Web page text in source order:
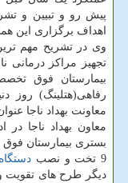
پیش رو و تبیین و
اهداف برگزاری این
وی در تشریح مهم
بیمارستان فوق
رفاهی(هتلینگ) روز
معاونت بهداد ناجا
9 تخت و نصب
دستگاه
دیگر طرح های تقویت و